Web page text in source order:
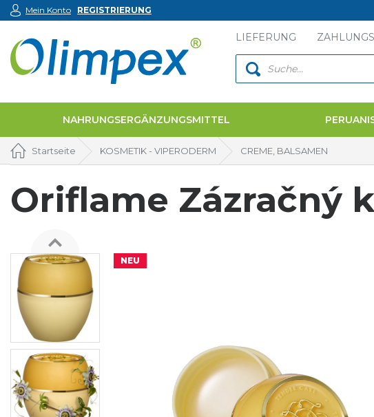
LIEFERUNG
Mein Konto REGISTRIERUNG
NAHRUNGSERGÄNZUNGSMITTEL
Startseite KOSMETIK - VIPERODERM CREME, BALSAMEN
Oriflame Zázračný
NEU